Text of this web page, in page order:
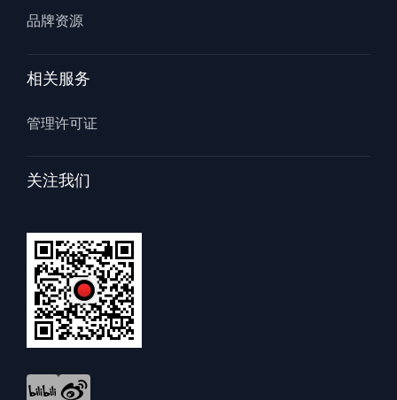
品牌资源
相关服务
管理许可证
关注我们